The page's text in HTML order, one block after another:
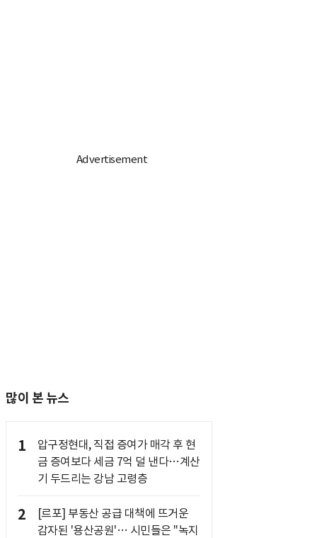
많이 본 뉴스
1
압구정현대, 직접 증여가 매각 후 현
금 증여보다 세금 7억 덜 낸다…계산
기 두드리는 강남 고령층
2
[르포] 부동산 공급 대책에 뜨거운
감자된 '용산공원'… 시민들은 "녹지